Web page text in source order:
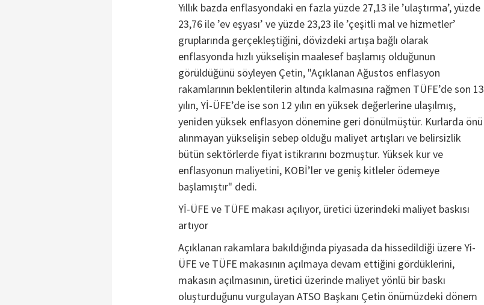
Yıllık bazda enflasyondaki en fazla yüzde 27,13 ile ’ulaştırma’, yüzde
23,76 ile ’ev eşyası’ ve yüzde 23,23 ile ’çeşitli mal ve hizmetler’
gruplarında gerçekleştiğini, dövizdeki artışa bağlı olarak
enflasyonda hızlı yükselişin maalesef başlamış olduğunun
görüldüğünü söyleyen Çetin, "Açıklanan Ağustos enflasyon
rakamlarının beklentilerin altında kalmasına rağmen TÜFE’de son 13
yılın, Yİ-ÜFE’de ise son 12 yılın en yüksek değerlerine ulaşılmış,
yeniden yüksek enflasyon dönemine geri dönülmüştür. Kurlarda önü
alınmayan yükselişin sebep olduğu maliyet artışları ve belirsizlik
bütün sektörlerde fiyat istikrarını bozmuştur. Yüksek kur ve
enflasyonun maliyetini, KOBİ’ler ve geniş kitleler ödemeye
başlamıştır" dedi.
Yİ-ÜFE ve TÜFE makası açılıyor, üretici üzerindeki maliyet baskısı
artıyor
Açıklanan rakamlara bakıldığında piyasada da hissedildiği üzere Yi-
ÜFE ve TÜFE makasının açılmaya devam ettiğini gördüklerini,
makasın açılmasının, üretici üzerinde maliyet yönlü bir baskı
oluşturduğunu vurgulayan ATSO Başkanı Çetin önümüzdeki dönem